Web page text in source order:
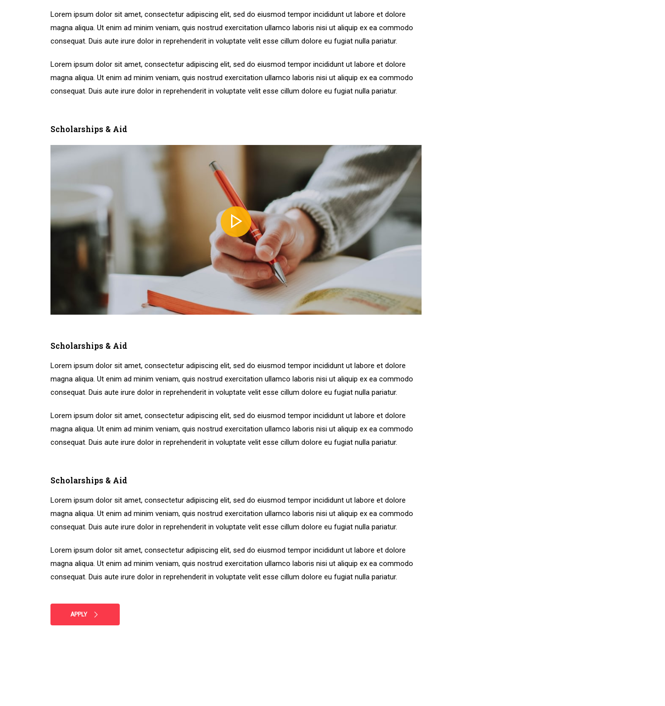
Lorem ipsum dolor sit amet, consectetur adipiscing elit, sed do eiusmod tempor incididunt ut labore et dolore
magna aliqua. Ut enim ad minim veniam, quis nostrud exercitation ullamco laboris nisi ut aliquip ex ea commodo
consequat. Duis aute irure dolor in reprehenderit in voluptate velit esse cillum dolore eu fugiat nulla pariatur.
Lorem ipsum dolor sit amet, consectetur adipiscing elit, sed do eiusmod tempor incididunt ut labore et dolore
magna aliqua. Ut enim ad minim veniam, quis nostrud exercitation ullamco laboris nisi ut aliquip ex ea commodo
consequat. Duis aute irure dolor in reprehenderit in voluptate velit esse cillum dolore eu fugiat nulla pariatur.
Scholarships & Aid
Scholarships & Aid
Lorem ipsum dolor sit amet, consectetur adipiscing elit, sed do eiusmod tempor incididunt ut labore et dolore
magna aliqua. Ut enim ad minim veniam, quis nostrud exercitation ullamco laboris nisi ut aliquip ex ea commodo
consequat. Duis aute irure dolor in reprehenderit in voluptate velit esse cillum dolore eu fugiat nulla pariatur.
Lorem ipsum dolor sit amet, consectetur adipiscing elit, sed do eiusmod tempor incididunt ut labore et dolore
magna aliqua. Ut enim ad minim veniam, quis nostrud exercitation ullamco laboris nisi ut aliquip ex ea commodo
consequat. Duis aute irure dolor in reprehenderit in voluptate velit esse cillum dolore eu fugiat nulla pariatur.
Scholarships & Aid
Lorem ipsum dolor sit amet, consectetur adipiscing elit, sed do eiusmod tempor incididunt ut labore et dolore
magna aliqua. Ut enim ad minim veniam, quis nostrud exercitation ullamco laboris nisi ut aliquip ex ea commodo
consequat. Duis aute irure dolor in reprehenderit in voluptate velit esse cillum dolore eu fugiat nulla pariatur.
Lorem ipsum dolor sit amet, consectetur adipiscing elit, sed do eiusmod tempor incididunt ut labore et dolore
magna aliqua. Ut enim ad minim veniam, quis nostrud exercitation ullamco laboris nisi ut aliquip ex ea commodo
consequat. Duis aute irure dolor in reprehenderit in voluptate velit esse cillum dolore eu fugiat nulla pariatur.
APPLY